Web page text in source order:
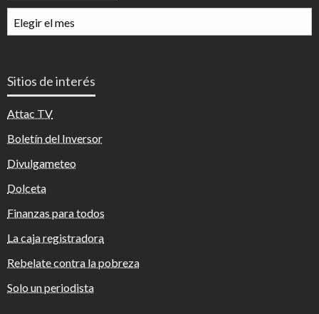
mensuales
Sitios de interés
Attac TV
Boletín del Inversor
Divulgameteo
Dolceta
Finanzas para todos
La caja registradora
Rebelate contra la pobreza
Solo un periodista